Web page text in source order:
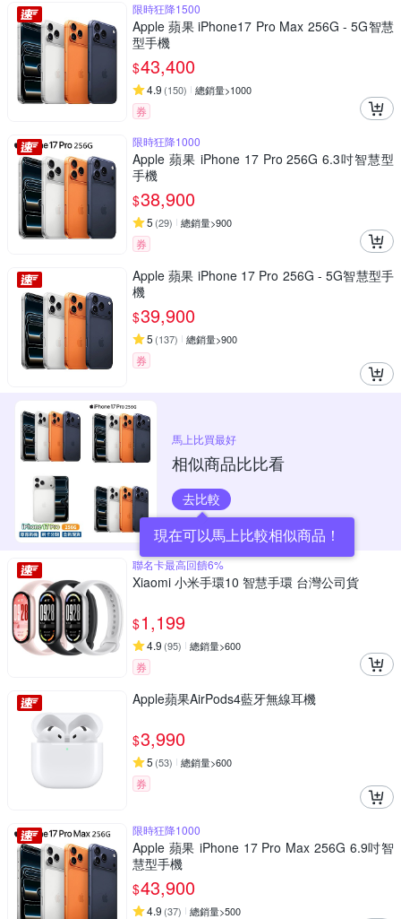
限時狂降1500
Apple 蘋果 iPhone17 Pro Max 256G - 5G智慧
型手機
$43,400
4.9 (150) 總銷量>1000
券
限時狂降1000
Apple 蘋果 iPhone 17 Pro 256G 6.3吋智慧型
手機
$38,900
5 (29) 總銷量>900
券
Apple 蘋果 iPhone 17 Pro 256G - 5G智慧型手
機
$39,900
5 (137) 總銷量>900
券
馬上比買最好
相似商品比比看
去比較
現在可以馬上比較相似商品！
聯名卡最高回饋6%
Xiaomi 小米手環10 智慧手環 台灣公司貨
$1,199
4.9 (95) 總銷量>600
券
Apple蘋果AirPods4藍牙無線耳機
$3,990
5 (53) 總銷量>600
券
限時狂降1000
Apple 蘋果 iPhone 17 Pro Max 256G 6.9吋智
慧型手機
$43,900
4.9 (37) 總銷量>500